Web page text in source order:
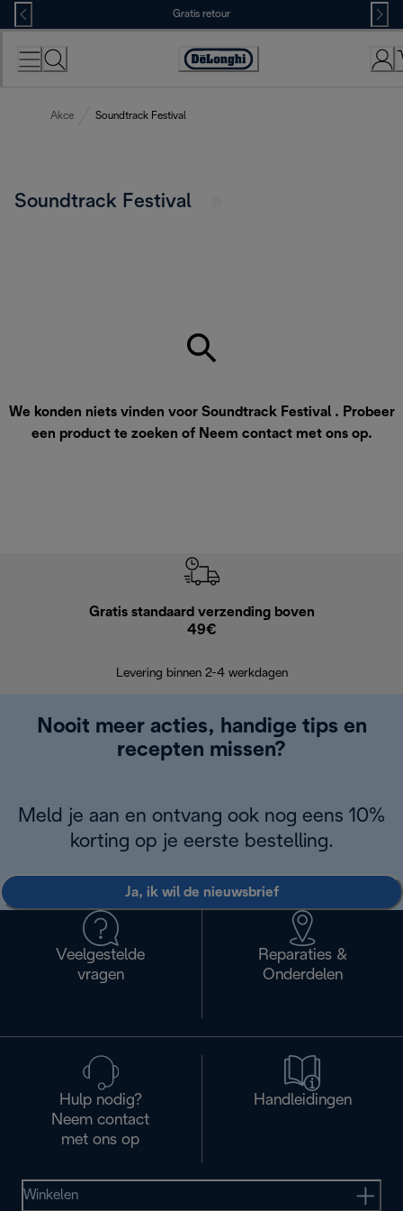
Skip
to
Content
Gratis retour
Accessibility
Akce Soundtrack Festival
Soundtrack Festival
We konden niets vinden voor Soundtrack Festival . Probeer
een product te zoeken of Neem contact met ons op.
Gratis standaard verzending boven
49€
Levering binnen 2-4 werkdagen
Nooit meer acties, handige tips en
recepten missen?
Meld je aan en ontvang ook nog eens 10%
korting op je eerste bestelling.
Ja, ik wil de nieuwsbrief
Veelgestelde
vragen
Reparaties &
Onderdelen
Hulp nodig?
Neem contact
met ons op
Handleidingen
Winkelen